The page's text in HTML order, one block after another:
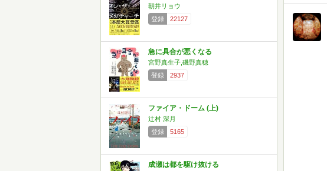
朝井リョウ
登録
22127
急に具合が悪くなる
宮野真生子,磯野真穂
登録
2937
ファイア・ドーム (上)
辻村 深月
登録
5165
成瀬は都を駆け抜ける